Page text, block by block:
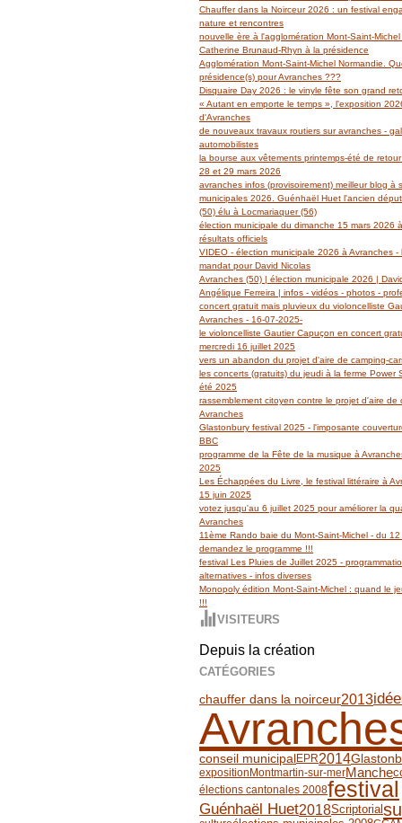
Janvier(14)
Février(19)
Janvier(14)
Mars(29)
Février(18)
Janvier(13)
Avril(27)
Mars(62)
Février(39)
Janvier(5)
Mai(14)
Avril(6)
Mars(6)
Février(2)
Janvier(3)
Chauffer dans la Noirceur 2026 : un festival
nature et rencontres
nouvelle ère à l'agglomération Mont-Saint-
Catherine Brunaud-Rhyn à la présidence
Agglomération Mont-Saint-Michel Normandie.
présidence(s) pour Avranches ???
Disquaire Day 2026 : le vinyle fête son grand
« Autant en emporte le temps », l'exposition
d'Avranches
de nouveaux travaux routiers sur avranches -
automobilistes
la bourse aux vêtements printemps-été de retour
28 et 29 mars 2026
avranches infos (provisoirement) meilleur blog à
municipales 2026. Guénhaël Huet l'ancien
(50) élu à Locmariaquer (56)
élection municipale du dimanche 15 mars 2026
résultats officiels
VIDEO - élection municipale 2026 à Avranches -
mandat pour David Nicolas
Avranches (50) | élection municipale 2026 |
Angélique Ferreira | infos - vidéos - photos -
concert gratuit mais pluvieux du violoncelliste
Avranches - 16-07-2025-
le violoncelliste Gautier Capuçon en concert
mercredi 16 juillet 2025
vers un abandon du projet d'aire de camping-
les concerts (gratuits) du jeudi à la ferme Power
été 2025
rassemblement citoyen contre le projet d'aire de
Avranches
Glastonbury festival 2025 - l'imposante
BBC
programme de la Fête de la musique à
2025
Les Échappées du Livre, le festival littéraire à
15 juin 2025
votez jusqu'au 6 juillet 2025 pour améliorer la
Avranches
11ème Rando baie du Mont-Saint-Michel - du
demandez le programme !!!
festival Les Pluies de Juillet 2025 -
alternatives - infos diverses
Monopoly édition Mont-Saint-Michel : quand le
!!!
VISITEURS
Depuis la création
CATÉGORIES
chauffer dans la noirceur2013
conseil municipalEPR2014
expositionMontmartin-sur-merManche
élections cantonales 2008festival
Guénhaël Huet2018Scriptorial